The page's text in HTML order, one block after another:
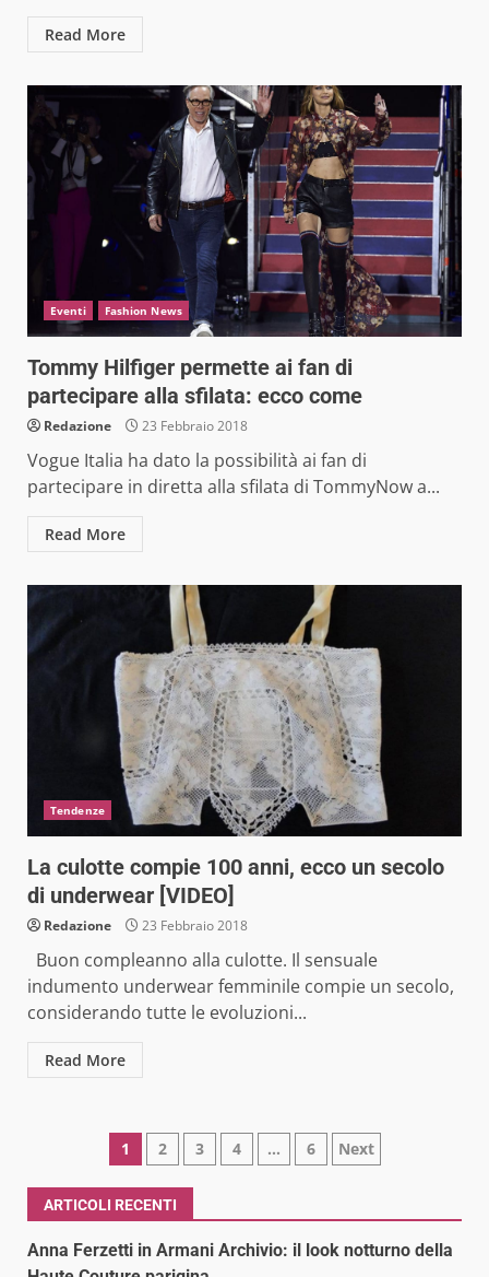
Read More
Eventi Fashion News
Tommy Hilfiger permette ai fan di
partecipare alla sfilata: ecco come
Redazione 23 Febbraio 2018
Vogue Italia ha dato la possibilità ai fan di
partecipare in diretta alla sfilata di TommyNow a...
Read More
Tendenze
La culotte compie 100 anni, ecco un secolo
di underwear [VIDEO]
Redazione 23 Febbraio 2018
Buon compleanno alla culotte. Il sensuale
indumento underwear femminile compie un secolo,
considerando tutte le evoluzioni...
Read More
Paginazione
degli
articoli
1 2 3 4 … 6 Next
ARTICOLI RECENTI
Anna Ferzetti in Armani Archivio: il look notturno della